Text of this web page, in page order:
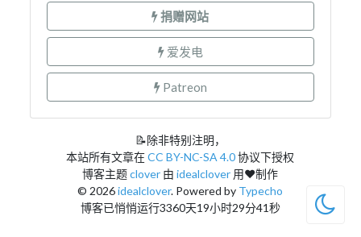
捐赠网站
爱发电
Patreon
📝除非特别注明，
本站所有文章在CC BY-NC-SA 4.0协议下授权
博客主题clover 由idealclover 用❤制作
© 2026idealclover. Powered by Typecho
博客已悄悄运行3360天19小时29分41秒